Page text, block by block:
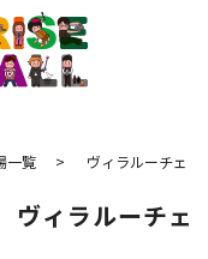
一覧 ヴィラルーチェ
ヴィラルーチェ